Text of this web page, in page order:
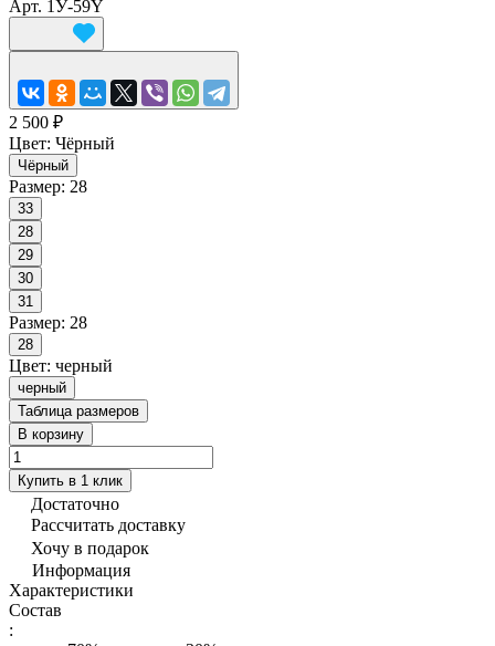
Арт. 1У-59Y
2 500 ₽
Цвет: Чёрный
Чёрный
Размер: 28
33
28
29
30
31
Размер: 28
28
Цвет: черный
черный
Таблица размеров
В корзину
Купить в 1 клик
Достаточно
Рассчитать доставку
Хочу в подарок
Информация
Характеристики
Состав
: